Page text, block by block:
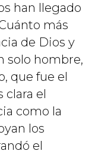
han llegado
más
de Dios y
solo hombre,
que fue el
clara el
como la
los
el